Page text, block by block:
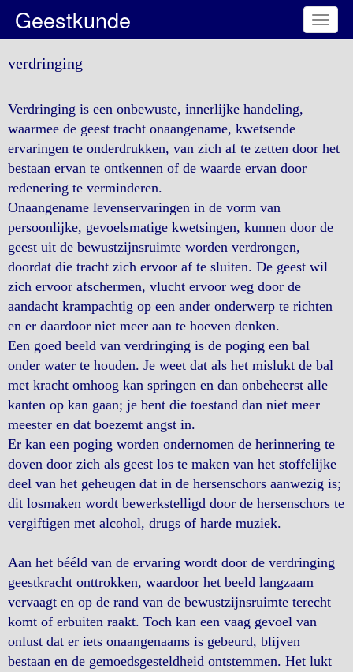
Toggle
Geestkunde
verdringing
Verdringing is een onbewuste, innerlijke handeling,
waarmee de geest tracht onaangename, kwetsende
ervaringen te onderdrukken, van zich af te zetten door het
bestaan ervan te ontkennen of de waarde ervan door
redenering te verminderen.
Onaangename levenservaringen in de vorm van
persoonlijke, gevoelsmatige kwetsingen, kunnen door de
geest uit de bewustzijnsruimte worden verdrongen,
doordat die tracht zich ervoor af te sluiten. De geest wil
zich ervoor afschermen, vlucht ervoor weg door de
aandacht krampachtig op een ander onderwerp te richten
en er daardoor niet meer aan te hoeven denken.
Een goed beeld van verdringing is de poging een bal
onder water te houden. Je weet dat als het mislukt de bal
met kracht omhoog kan springen en dan onbeheerst alle
kanten op kan gaan; je bent die toestand dan niet meer
meester en dat boezemt angst in.
Er kan een poging worden ondernomen de herinnering te
doven door zich als geest los te maken van het stoffelijke
deel van het geheugen dat in de hersenschors aanwezig is;
dit losmaken wordt bewerkstelligd door de hersenschors te
vergiftigen met alcohol, drugs of harde muziek.
Aan het bééld van de ervaring wordt door de verdringing
geestkracht onttrokken, waardoor het beeld langzaam
vervaagt en op de rand van de bewustzijnsruimte terecht
komt of erbuiten raakt. Toch kan een vaag gevoel van
onlust dat er iets onaangenaams is gebeurd, blijven
bestaan en de gemoedsgesteldheid ontstemmen. Het lukt